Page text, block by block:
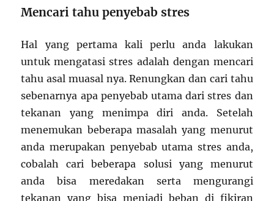
Mencari tahu penyebab stres
Hal yang pertama kali perlu anda lakukan
untuk mengatasi stres adalah dengan mencari
tahu asal muasal nya. Renungkan dan cari tahu
sebenarnya apa penyebab utama dari stres dan
tekanan yang menimpa diri anda. Setelah
menemukan beberapa masalah yang menurut
anda merupakan penyebab utama stres anda,
cobalah cari beberapa solusi yang menurut
anda bisa meredakan serta mengurangi
tekanan yang bisa menjadi beban di fikiran